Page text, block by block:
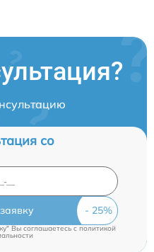
со
Вы соглашаетесь c политикой